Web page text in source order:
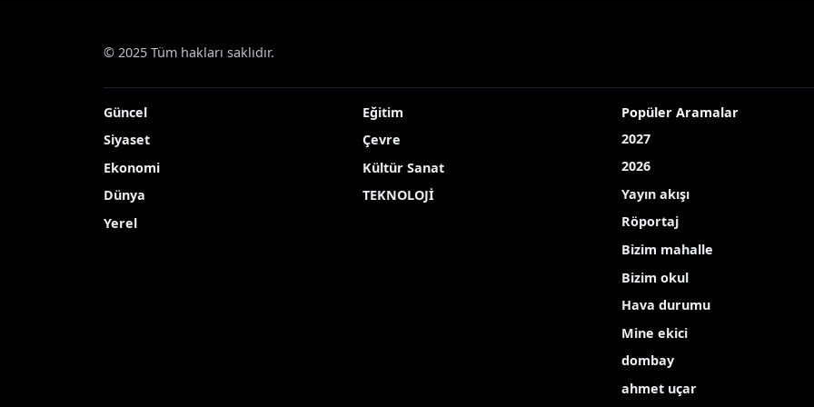
Haberler Asayiş Urla açıklarında 28 düzensiz göçmen yakalandı
Urla açıklarında 28 düzensiz göçmen
yakalandı.